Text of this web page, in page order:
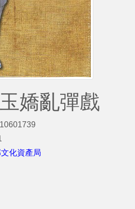
嬌亂彈戲
化資產局